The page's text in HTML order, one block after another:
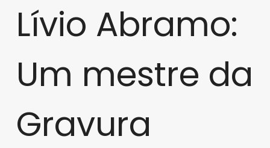
Lívio Abramo:
Um mestre da
Gravura